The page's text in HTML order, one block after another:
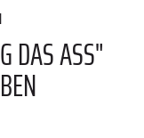
DAS ASS"